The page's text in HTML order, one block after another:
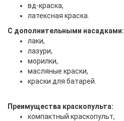
вд-краска,
латексная краска.
С дополнительными насадками:
лаки,
лазури,
морилки,
масляные краски,
краски для батарей.
Преимущества краскопульта:
компактный краскопульт,